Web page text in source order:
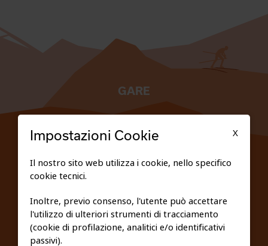
GARE
PRIVACY E COOKIE POLICY
X
Impostazioni Cookie
Il nostro sito web utilizza i cookie, nello specifico
cookie tecnici.
Inoltre, previo consenso, l'utente può accettare
l'utilizzo di ulteriori strumenti di tracciamento
(cookie di profilazione, analitici e/o identificativi
passivi).